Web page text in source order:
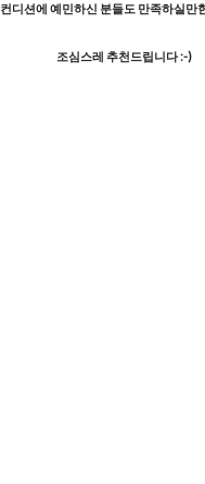
컨디션에 예민하신 분들도 만족하실만
조심스레 추천드립니다 :-)